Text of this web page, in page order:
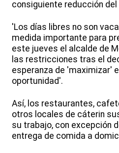
consiguiente reducción
'Los días libres no son
medida importante para
este jueves el alcalde de
las restricciones tras el
esperanza de 'maximizar'
oportunidad'.
Así, los restaurantes,
otros locales de cáterin
su trabajo, con excepción
entrega de comida a